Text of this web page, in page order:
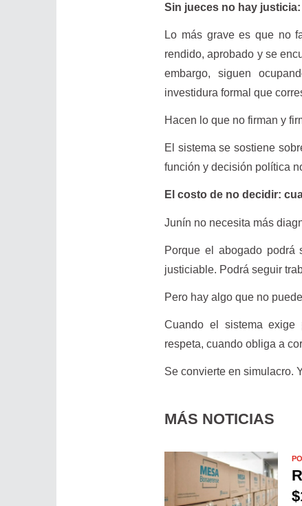
Sin jueces no hay
Lo más grave es que no
rendido, aprobado y se
embargo, siguen
investidura formal que
Hacen lo que no firman y
El sistema se sostiene
función y decisión política
El costo de no decidir:
Junín no necesita más
Porque el abogado podrá
justiciable. Podrá seguir
Pero hay algo que no
Cuando el sistema exige
respeta, cuando obliga a
Se convierte en simulacro.
MÁS NOTICIAS